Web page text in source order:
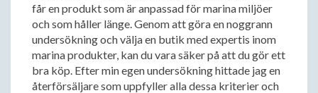
får en produkt som är anpassad för marina miljöer
och som håller länge. Genom att göra en noggrann
undersökning och välja en butik med expertis inom
marina produkter, kan du vara säker på att du gör ett
bra köp. Efter min egen undersökning hittade jag en
återförsäljare som uppfyller alla dessa kriterier och